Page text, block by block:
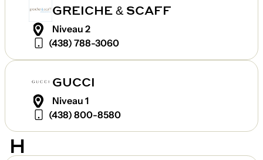
GREICHE & SCAFF
Niveau 2
(438) 788-3060
GUCCI
Niveau 1
(438) 800-8580
H